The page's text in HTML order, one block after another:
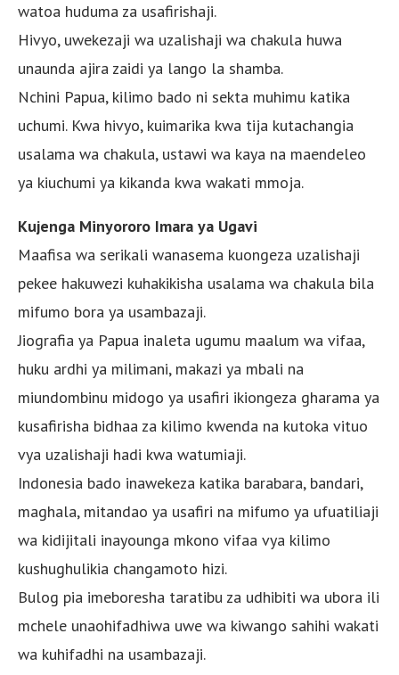
watoa huduma za usafirishaji.
Hivyo, uwekezaji wa uzalishaji wa chakula huwa
unaunda ajira zaidi ya lango la shamba.
Nchini Papua, kilimo bado ni sekta muhimu katika
uchumi. Kwa hivyo, kuimarika kwa tija kutachangia
usalama wa chakula, ustawi wa kaya na maendeleo
ya kiuchumi ya kikanda kwa wakati mmoja.
Kujenga Minyororo Imara ya Ugavi
Maafisa wa serikali wanasema kuongeza uzalishaji
pekee hakuwezi kuhakikisha usalama wa chakula bila
mifumo bora ya usambazaji.
Jiografia ya Papua inaleta ugumu maalum wa vifaa,
huku ardhi ya milimani, makazi ya mbali na
miundombinu midogo ya usafiri ikiongeza gharama ya
kusafirisha bidhaa za kilimo kwenda na kutoka vituo
vya uzalishaji hadi kwa watumiaji.
Indonesia bado inawekeza katika barabara, bandari,
maghala, mitandao ya usafiri na mifumo ya ufuatiliaji
wa kidijitali inayounga mkono vifaa vya kilimo
kushughulikia changamoto hizi.
Bulog pia imeboresha taratibu za udhibiti wa ubora ili
mchele unaohifadhiwa uwe wa kiwango sahihi wakati
wa kuhifadhi na usambazaji.